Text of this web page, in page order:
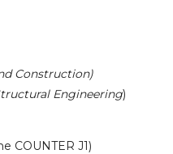
Construction)
Engineering)
COUNTER J1)